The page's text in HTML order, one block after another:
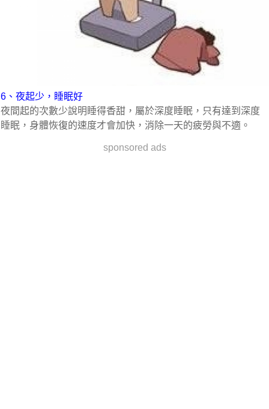
6、夜起少，睡眠好
夜間起的次數少說明睡得香甜，屬於深度睡眠，只有達到深度
睡眠，身體恢復的速度才會加快，消除一天的疲勞與不適。
sponsored ads